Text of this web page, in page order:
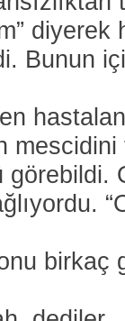
diyerek
Bunun
görebildi.
birkaç